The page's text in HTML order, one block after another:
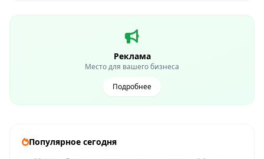
Реклама
Место для вашего бизнеса
Подробнее
Популярное сегодня